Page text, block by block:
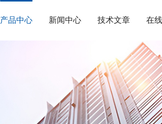
产品中心 新闻中心 技术文章 在